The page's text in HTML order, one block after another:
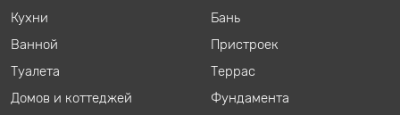
Кухни
Ванной
Туалета
Домов и коттеджей
Бань
Пристроек
Террас
Фундамента